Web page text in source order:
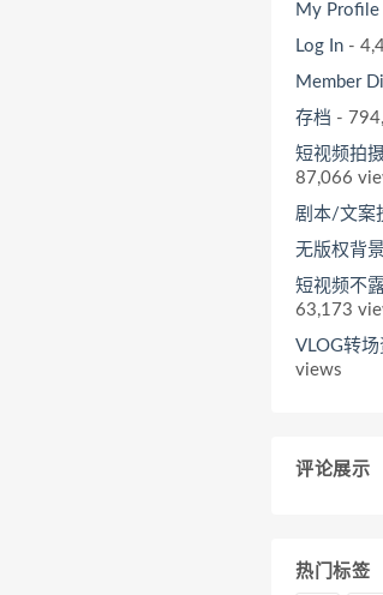
My Profile
Log In -
Member
存档 -
短视频拍
87,066
剧本/文案
无版权背
短视频不
63,173
VLOG转
views
评论展示
热门标签